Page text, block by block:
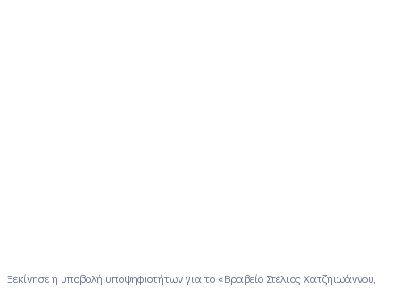
Ξεκίνησε η υποβολή υποψηφιοτήτων για το «Βραβείο Στέλιος Χατζηιωάννου,